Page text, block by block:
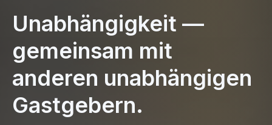
Unabhängigkeit —
gemeinsam mit
anderen unabhängigen
Gastgebern.